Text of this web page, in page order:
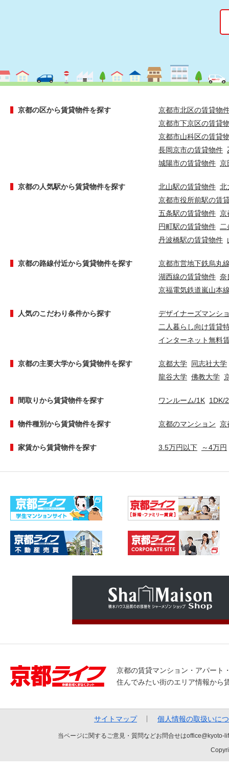
京都の区から賃貸物件を探す
京都市北区の賃貸物
京都市下京区の賃貸
京都市山科区の賃貸
長岡京市の賃貸物件
城陽市の賃貸物件 京
京都の人気駅から賃貸物件を探す 北山駅の賃貸物件 北
京都市役所前駅の賃
五条駅の賃貸物件 京
円町駅の賃貸物件
丹波橋駅の賃貸物件
京都の路線付近から賃貸物件を探す
京都市営地下鉄烏丸
湖西線の賃貸物件 奈
京福電気鉄道嵐山本
人気のこだわり条件から探す
デザイナーズマンシ
二人暮らし向け賃貸
インターネット無料
京都の主要大学から賃貸物件を探す 京都大学 同志社大学
龍谷大学 佛教大学
間取りから賃貸物件を探す ワンルーム/1K 1DK/
物件種別から賃貸物件を探す 京都のマンション 京
家賃から賃貸物件を探す 3.5万円以下 ～4万円
京都の賃貸マンション・アパート
住んでみたい街のエリア情報から
サイトマップ 個人情報の取扱いに
当ページに関するご意見・質問などお問合せは